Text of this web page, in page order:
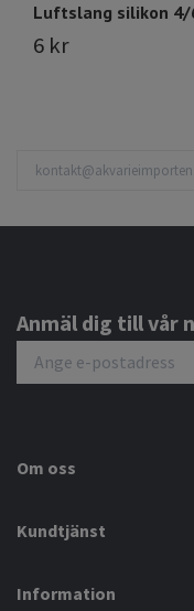
Luftslang silikon 4/
6 kr
Anmäl dig till vår
Om oss
Kundtjänst
Information